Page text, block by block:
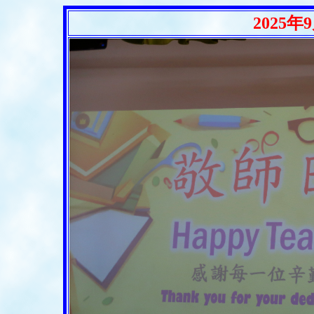
2025年